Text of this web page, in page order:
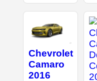
Chevrolet
Camaro
2016